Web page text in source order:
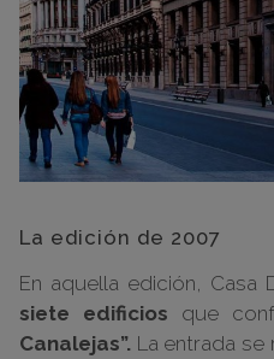
La edición de 2007
En aquella edición, Casa
siete edificios que
Canalejas”. La entrada se